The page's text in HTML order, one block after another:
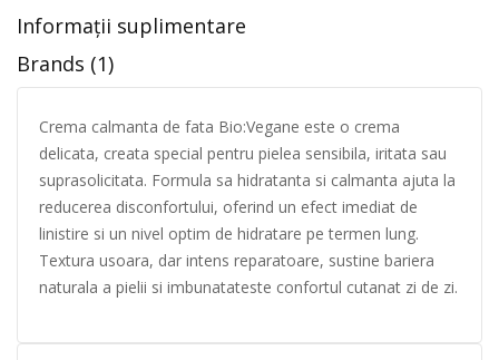
Informații suplimentare
Brands (1)
Crema calmanta de fata Bio:Vegane este o crema
delicata, creata special pentru pielea sensibila, iritata sau
suprasolicitata. Formula sa hidratanta si calmanta ajuta la
reducerea disconfortului, oferind un efect imediat de
linistire si un nivel optim de hidratare pe termen lung.
Textura usoara, dar intens reparatoare, sustine bariera
naturala a pielii si imbunatateste confortul cutanat zi de zi.